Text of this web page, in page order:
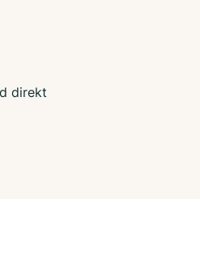
direkt